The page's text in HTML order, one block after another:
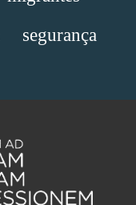
segurança